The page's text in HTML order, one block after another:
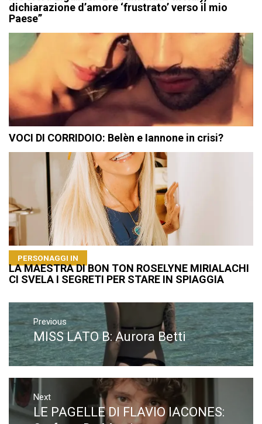
dichiarazione d’amore ‘frustrato’ verso il mio
Paese”
VOCI DI CORRIDOIO: Belèn e Iannone in crisi?
PERSONAGGI IN
LA MAESTRA DI BON TON ROSELYNE MIRIALACHI
CI SVELA I SEGRETI PER STARE IN SPIAGGIA
Navigazione
articoli
Previous
Previous
post:
MISS LATO B: Aurora Betti
Next
Next
LE PAGELLE DI FLAVIO IACONES: